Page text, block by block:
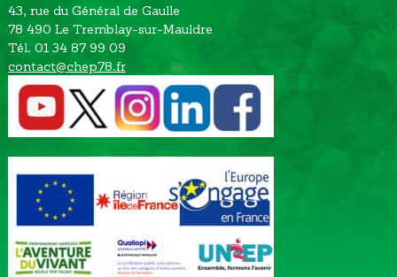
43, rue du Général de Gaulle
78 490 Le Tremblay-sur-Mauldre
Tél. 01 34 87 99 09
contact@chep78.fr